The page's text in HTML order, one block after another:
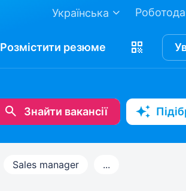
Українська
Розмістити резюме
Знайти вакансії
Sales manager ...